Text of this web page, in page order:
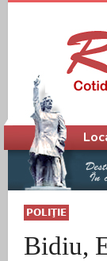
POLIŢIE
Bidiu,
Meniu